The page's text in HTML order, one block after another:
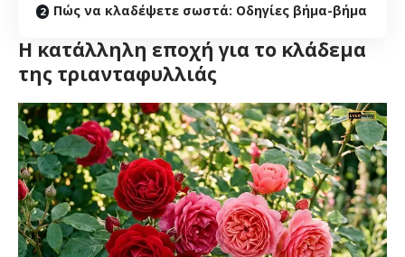
Πώς να κλαδέψετε σωστά: Οδηγίες βήμα-βήμα
Η κατάλληλη εποχή για το κλάδεμα
της τριανταφυλλιάς